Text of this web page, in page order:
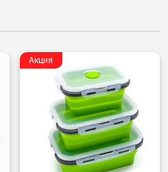
Акция